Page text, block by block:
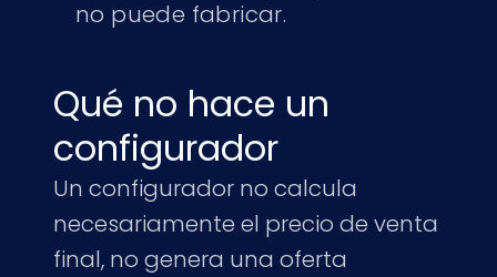
no puede fabricar.
Qué no hace un
configurador
Un configurador no calcula
necesariamente el precio de venta
final, no genera una oferta